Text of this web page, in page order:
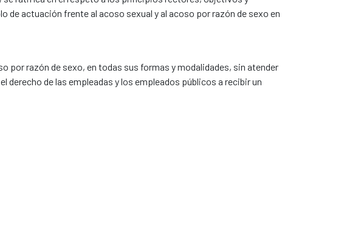
de actuación frente al acoso sexual y al acoso por razón de sexo en
por razón de sexo, en todas sus formas y modalidades, sin atender
derecho de las empleadas y los empleados públicos a recibir un